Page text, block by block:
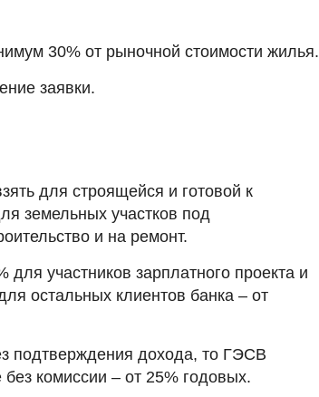
30% от рыночной стоимости жилья.
заявки.
для строящейся и готовой к
земельных участков под
и на ремонт.
участников зарплатного проекта и
остальных клиентов банка – от
подтверждения дохода, то ГЭСВ
комиссии – от 25% годовых.